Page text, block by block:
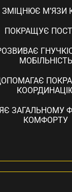
ЗМІЦНЮЄ М’ЯЗИ
ПОКРАЩУЄ
МОБІЛЬНІСТЬ
ЗАГАЛЬНОМУ
КОМФОРТУ